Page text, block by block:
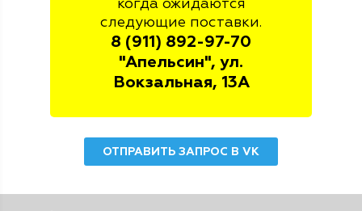
когда ожидаются
следующие поставки.
8 (911) 892-97-70
"Апельсин", ул.
Вокзальная, 13А
ОТПРАВИТЬ ЗАПРОС В VK